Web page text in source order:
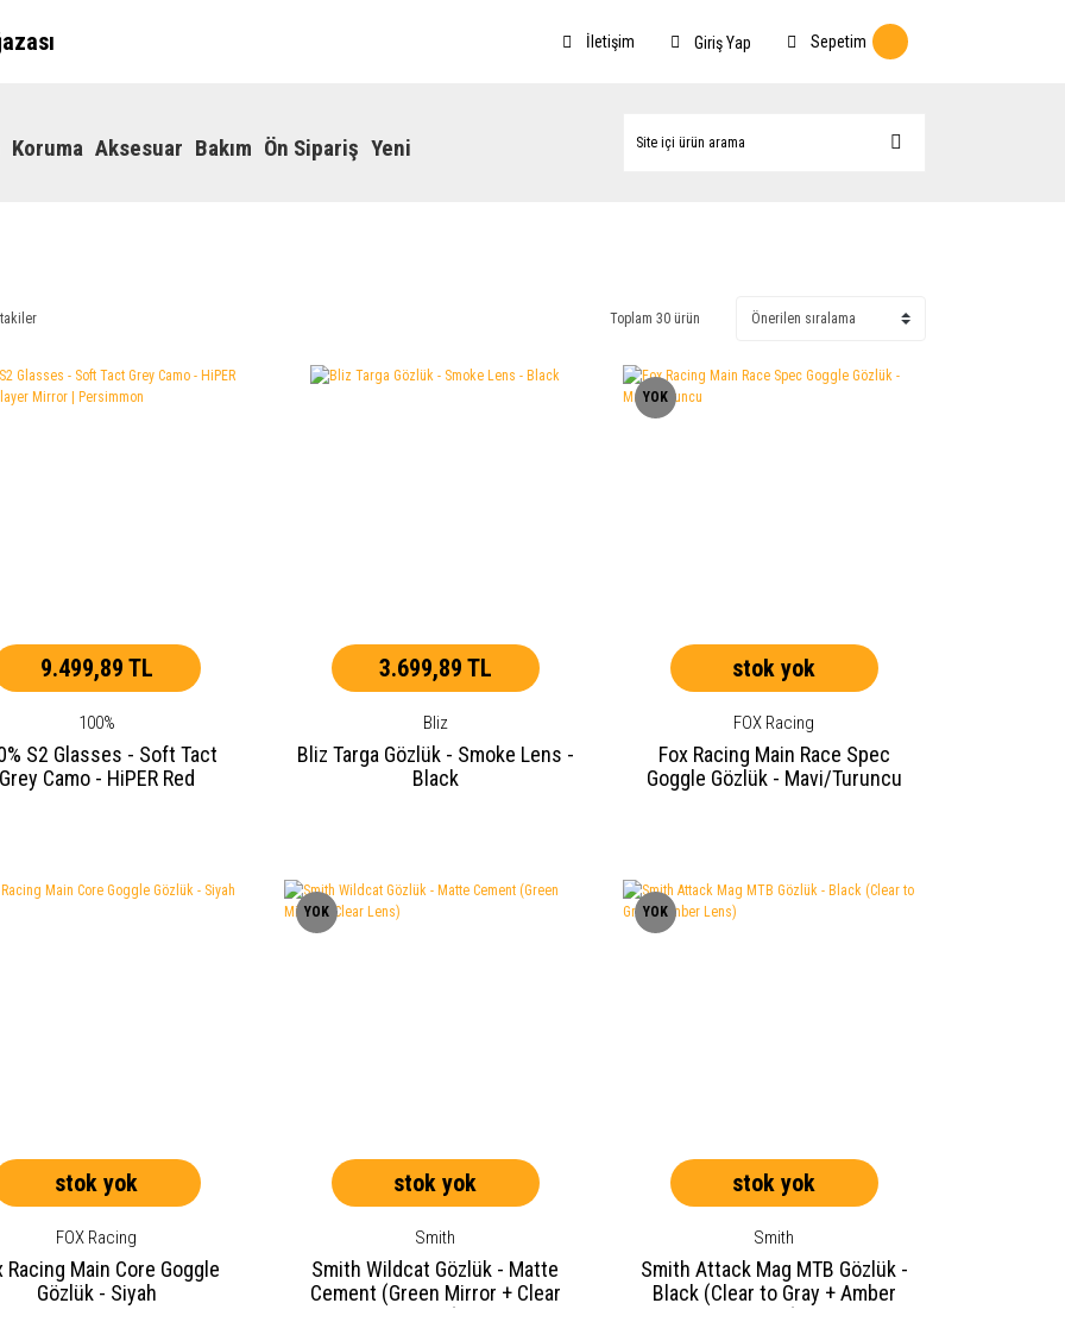
İletişim Giriş Yap Sepetim
Koruma Aksesuar Bakım Ön Sipariş Yeni
Toplam 30 ürün
9.499,89 TL
100%
S2 Glasses - Soft Tact
Grey Camo - HiPER Red
3.699,89 TL
Bliz
Bliz Targa Gözlük - Smoke Lens -
Black
YOK
stok yok
FOX Racing
Fox Racing Main Race Spec
Goggle Gözlük - Mavi/Turuncu
stok yok
FOX Racing
Racing Main Core Goggle
Gözlük - Siyah
YOK
stok yok
Smith
Smith Wildcat Gözlük - Matte
Cement (Green Mirror + Clear
YOK
stok yok
Smith
Smith Attack Mag MTB Gözlük -
Black (Clear to Gray + Amber